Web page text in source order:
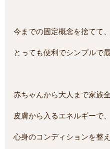
今までの固定概念を捨てて
とっても便利でシンプルで
赤ちゃんから大人まで家族全
皮膚から入るエネルギーで、
心身のコンディションを整